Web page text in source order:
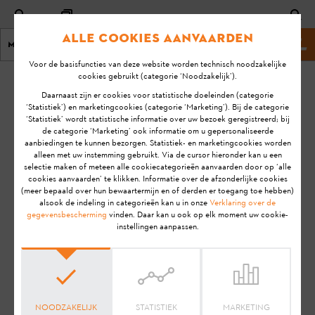
Menu Stihl website
KA-01083
Kunnen de STIHL
Smart Connector
en het STIHL
connected systeem
ook worden
toegepast in
combinatie met
gebruikte
producten?
STIHL connected
Laatste
update:
14-8-
2020
FAQ
Installatie
Alle cookies aanvaarden
Voor de basisfuncties van deze website worden technisch noodzakelijke
cookies gebruikt (categorie ‘Noodzakelijk’).
Daarnaast zijn er cookies voor statistische doeleinden (categorie
‘Statistiek’) en marketingcookies (categorie ‘Marketing’). Bij de categorie
‘Statistiek’ wordt statistische informatie over uw bezoek geregistreerd; bij
de categorie ‘Marketing’ ook informatie om u gepersonaliseerde
aanbiedingen te kunnen bezorgen. Statistiek- en marketingcookies worden
alleen met uw instemming gebruikt. Via de cursor hieronder kan u een
selectie maken of meteen alle cookiecategorieën aanvaarden door op ‘alle
cookies aanvaarden’ te klikken. Informatie over de afzonderlijke cookies
(meer bepaald over hun bewaartermijn en of derden er toegang toe hebben)
alsook de indeling in categorieën kan u in onzeVerklaring over de
gegevensbescherming vinden. Daar kan u ook op elk moment uw cookie-
instellingen aanpassen.
NOODZAKELIJK STATISTIEK MARKETING